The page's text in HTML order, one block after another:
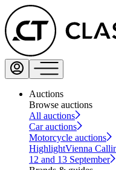
Auctions
Browse auctions
All auctions
Car auctions
Motorcycle auctions
HighlightVienna
12 and 13 September